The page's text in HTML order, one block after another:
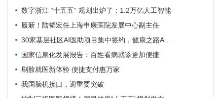
数字浙江 “十五五” 规划出炉了：1.2万亿人工智能
履新！陆韬宏任上海申康医院发展中心副主任
30家基层社区AI医助项目集中签约，健康之路AI数字员工规模化落地再提速
国家信息化发展报告：百姓看病就诊更加便捷
刷脸就医新体验 便捷支付惠万家
我国脑机接口，迎重要突破